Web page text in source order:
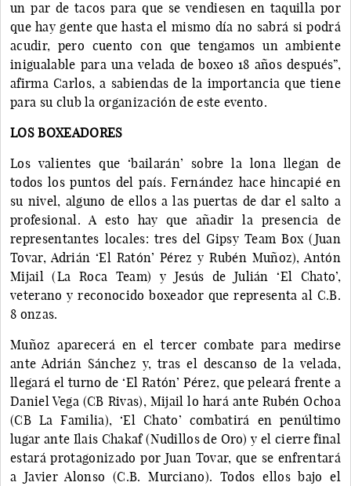
un par de tacos para que se vendiesen en taquilla por
que hay gente que hasta el mismo día no sabrá si podrá
acudir, pero cuento con que tengamos un ambiente
inigualable para una velada de boxeo 18 años después”,
afirma Carlos, a sabiendas de la importancia que tiene
para su club la organización de este evento.
LOS BOXEADORES
Los valientes que ‘bailarán’ sobre la lona llegan de
todos los puntos del país. Fernández hace hincapié en
su nivel, alguno de ellos a las puertas de dar el salto a
profesional. A esto hay que añadir la presencia de
representantes locales: tres del Gipsy Team Box (Juan
Tovar, Adrián ‘El Ratón’ Pérez y Rubén Muñoz), Antón
Mijail (La Roca Team) y Jesús de Julián ‘El Chato’,
veterano y reconocido boxeador que representa al C.B.
8 onzas.
Muñoz aparecerá en el tercer combate para medirse
ante Adrián Sánchez y, tras el descanso de la velada,
llegará el turno de ‘El Ratón’ Pérez, que peleará frente a
Daniel Vega (CB Rivas), Mijail lo hará ante Rubén Ochoa
(CB La Familia), ‘El Chato’ combatirá en penúltimo
lugar ante Ilais Chakaf (Nudillos de Oro) y el cierre final
estará protagonizado por Juan Tovar, que se enfrentará
a Javier Alonso (C.B. Murciano). Todos ellos bajo el